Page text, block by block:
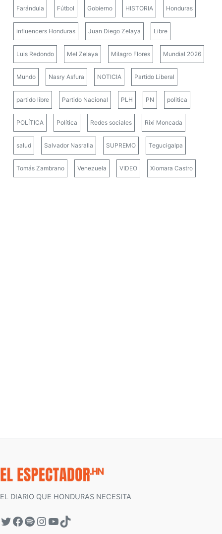
Farándula Fútbol Gobierno HISTORIA Honduras
influencers Honduras Juan Diego Zelaya Libre
Luis Redondo Mel Zelaya Milagro Flores Mundial 2026
Mundo Nasry Asfura NOTICIA Partido Liberal
partido libre Partido Nacional PLH PN politica
POLÍTICA Política Redes sociales Rixi Moncada
salud Salvador Nasralla SUPREMO Tegucigalpa
Tomás Zambrano Venezuela VIDEO Xiomara Castro
EL DIARIO QUE HONDURAS NECESITA